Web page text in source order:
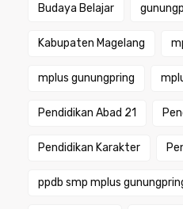
Budaya Belajar
Kabupaten Magelang
mplus gunungpring
Pendidikan Abad 21
Pendidikan Karakter
ppdb smp mplus